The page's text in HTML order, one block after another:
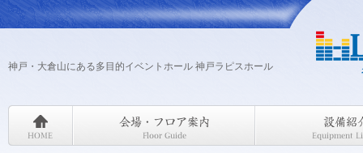
神戸・大倉山にある多目的イベントホール 神戸ラピスホール